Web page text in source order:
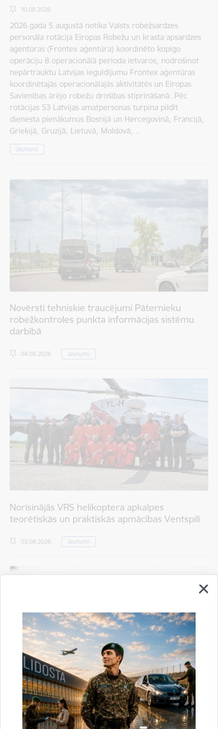
10.08.2026.
2026.gada 5.augustā notika Valsts robežsardzes
personāla rotācija Eiropas Robežu un krasta apsardzes
aģentūras (Frontex aģentūra) koordinēto kopīgo
operāciju 8.operacionālā perioda ietvaros, nodrošinot
nepārtrauktu Latvijas ieguldījumu Frontex aģentūras
koordinētajās operacionālajās aktivitātēs un Eiropas
Savienības ārējo robežu drošības stiprināšanā. Pēc
rotācijas 53 Latvijas amatpersonas turpina pildīt
dienesta pienākumus Bosnijā un Hercegovinā, Francijā,
Grieķijā, Gruzijā, Lietuvā, Moldovā,…
Jaunumi
Novērsti tehniskie traucējumi Pāternieku
robežkontroles punkta informācijas sistēmu
darbībā
04.08.2026. Jaunumi
Norisinājās VRS helikoptera apkalpes
teorētiskās un praktiskās apmācības Ventspilī
03.08.2026. Jaunumi
Valsts robežsardze aizvada XXII Sporta sezonas
noslēguma sacensības